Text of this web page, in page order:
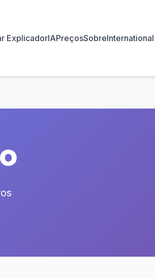
ExplicadorIAPreçosSobreInternational